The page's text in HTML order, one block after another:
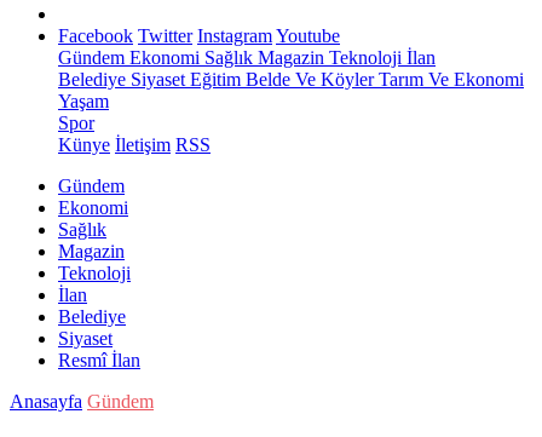
Facebook Twitter InstagramYoutube
Gündem Ekonomi Sağlık Magazin Teknoloji İlan
Belediye Siyaset Eğitim Belde Ve KöylerTarım Ve Ekonomi
Yaşam
Spor
Künye İletişim RSS
Gündem
Ekonomi
Sağlık
Magazin
Teknoloji
İlan
Belediye
Siyaset
Resmî İlan
Anasayfa Gündem